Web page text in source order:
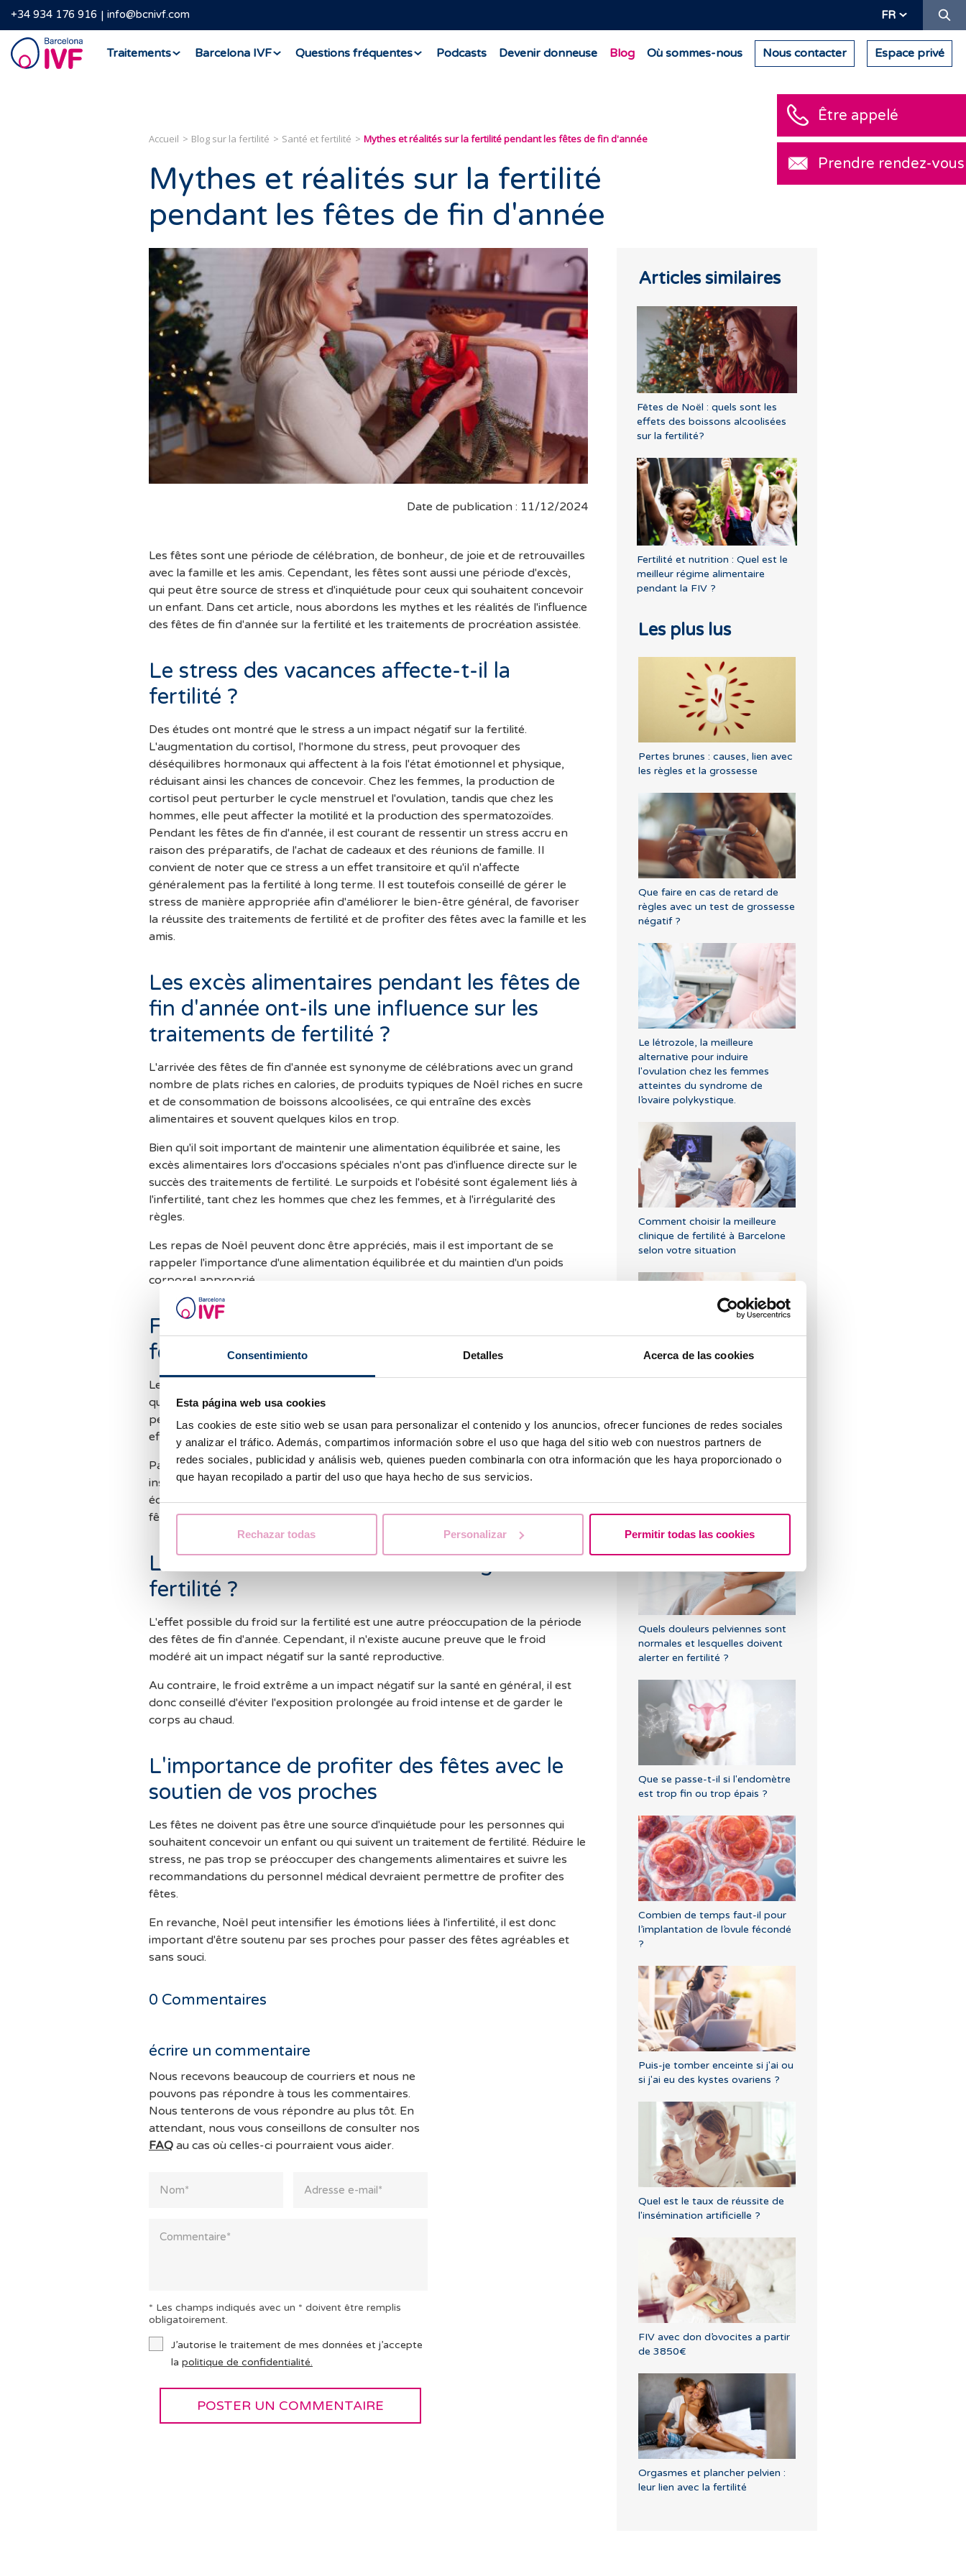
Consentimiento Detalles Acerca de las cookies
Esta página web usa cookies
Las cookies de este sitio web se usan para personalizar el contenido y los anuncios, ofrecer funciones de redes sociales
y analizar el tráfico. Además, compartimos información sobre el uso que haga del sitio web con nuestros partners de
redes sociales, publicidad y análisis web, quienes pueden combinarla con otra información que les haya proporcionado o
que hayan recopilado a partir del uso que haya hecho de sus servicios.
Rechazar todas Personalizar Permitir todas las cookies
+34 934 176 916 info@bcnivf.com FR
Barcelona
IVF
Traitements Barcelona IVF Questions fréquentes Podcasts Devenir donneuse Blog Où sommes-nous Nous contacter Espace privé
Accueil Blog sur la fertilité Santé et fertilité Mythes et réalités sur la fertilité pendant les fêtes de fin d'année
Mythes et réalités sur la fertilité
pendant les fêtes de fin d'année
Date de publication : 11/12/2024
Les fêtes sont une période de célébration, de bonheur, de joie et de retrouvailles
avec la famille et les amis. Cependant, les fêtes sont aussi une période d'excès,
qui peut être source de stress et d'inquiétude pour ceux qui souhaitent concevoir
un enfant. Dans cet article, nous abordons les mythes et les réalités de l'influence
des fêtes de fin d'année sur la fertilité et les traitements de procréation assistée.
Le stress des vacances affecte-t-il la
fertilité ?
Des études ont montré que le stress a un impact négatif sur la fertilité.
L'augmentation du cortisol, l'hormone du stress, peut provoquer des
déséquilibres hormonaux qui affectent à la fois l'état émotionnel et physique,
réduisant ainsi les chances de concevoir. Chez les femmes, la production de
cortisol peut perturber le cycle menstruel et l'ovulation, tandis que chez les
hommes, elle peut affecter la motilité et la production des spermatozoïdes.
Pendant les fêtes de fin d'année, il est courant de ressentir un stress accru en
raison des préparatifs, de l'achat de cadeaux et des réunions de famille. Il
convient de noter que ce stress a un effet transitoire et qu'il n'affecte
généralement pas la fertilité à long terme. Il est toutefois conseillé de gérer le
stress de manière appropriée afin d'améliorer le bien-être général, de favoriser
la réussite des traitements de fertilité et de profiter des fêtes avec la famille et les
amis.
Les excès alimentaires pendant les fêtes de
fin d'année ont-ils une influence sur les
traitements de fertilité ?
L'arrivée des fêtes de fin d'année est synonyme de célébrations avec un grand
nombre de plats riches en calories, de produits typiques de Noël riches en sucre
et de consommation de boissons alcoolisées, ce qui entraîne des excès
alimentaires et souvent quelques kilos en trop.
Bien qu'il soit important de maintenir une alimentation équilibrée et saine, les
excès alimentaires lors d'occasions spéciales n'ont pas d'influence directe sur le
succès des traitements de fertilité. Le surpoids et l'obésité sont également liés à
l'infertilité, tant chez les hommes que chez les femmes, et à l'irrégularité des
règles.
Les repas de Noël peuvent donc être appréciés, mais il est important de se
rappeler l'importance d'une alimentation équilibrée et du maintien d'un poids
corporel approprié.
Faut-il interrompre les traitements de
fertilité pendant les fêtes de fin d'année ?
Les traitements de fertilité sont conçus pour suivre un calendrier précis, quelle
que soit la période de l'année. En outre, interrompre un traitement de fertilité
peut accroître le stress, retarder inutilement le processus et nuire à son
efficacité.
Par conséquent, pendant la période des fêtes, il est essentiel de suivre les
instructions de votre spécialiste de la fertilité et de communiquer avec votre
équipe médicale pour convenir d'un plan de traitement adapté à la saison des
fêtes.
Le froid hivernal a-t-il un effet négatif sur la
fertilité ?
L'effet possible du froid sur la fertilité est une autre préoccupation de la période
des fêtes de fin d'année. Cependant, il n'existe aucune preuve que le froid
modéré ait un impact négatif sur la santé reproductive.
Au contraire, le froid extrême a un impact négatif sur la santé en général, il est
donc conseillé d'éviter l'exposition prolongée au froid intense et de garder le
corps au chaud.
L'importance de profiter des fêtes avec le
soutien de vos proches
Les fêtes ne doivent pas être une source d'inquiétude pour les personnes qui
souhaitent concevoir un enfant ou qui suivent un traitement de fertilité. Réduire le
stress, ne pas trop se préoccuper des changements alimentaires et suivre les
recommandations du personnel médical devraient permettre de profiter des
fêtes.
En revanche, Noël peut intensifier les émotions liées à l'infertilité, il est donc
important d'être soutenu par ses proches pour passer des fêtes agréables et
sans souci.
0 Commentaires
écrire un commentaire
Nous recevons beaucoup de courriers et nous ne
pouvons pas répondre à tous les commentaires.
Nous tenterons de vous répondre au plus tôt. En
attendant, nous vous conseillons de consulter nos
FAQ au cas où celles-ci pourraient vous aider.
* Les champs indiqués avec un * doivent être remplis
obligatoirement.
J’autorise le traitement de mes données et j’accepte
la politique de confidentialité.
Articles similaires
Fêtes de Noël : quels sont les
effets des boissons alcoolisées
sur la fertilité?
Fertilité et nutrition : Quel est le
meilleur régime alimentaire
pendant la FIV ?
Les plus lus
Pertes brunes : causes, lien avec
les règles et la grossesse
Que faire en cas de retard de
règles avec un test de grossesse
négatif ?
Le létrozole, la meilleure
alternative pour induire
l'ovulation chez les femmes
atteintes du syndrome de
l’ovaire polykystique.
Comment choisir la meilleure
clinique de fertilité à Barcelone
selon votre situation
Quels douleurs pelviennes sont
normales et lesquelles doivent
alerter en fertilité ?
Que se passe-t-il si l'endomètre
est trop fin ou trop épais ?
Combien de temps faut-il pour
l’implantation de l’ovule fécondé
?
Puis-je tomber enceinte si j'ai ou
si j'ai eu des kystes ovariens ?
Quel est le taux de réussite de
l'insémination artificielle ?
FIV avec don d’ovocites a partir
de 3850€
Orgasmes et plancher pelvien :
leur lien avec la fertilité